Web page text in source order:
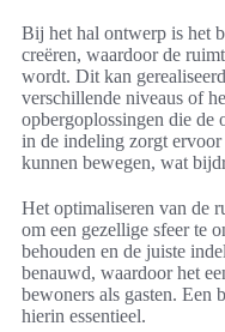
Bij het hal ontwerp is het
creëren, waardoor de
wordt. Dit kan
verschillende niveaus of
opbergoplossingen die de
in de indeling zorgt
kunnen bewegen, wat
Het optimaliseren van de
om een gezellige sfeer te
behouden en de juiste
benauwd, waardoor het
bewoners als gasten. Een
hierin essentieel.